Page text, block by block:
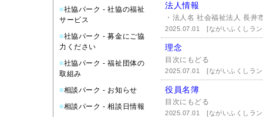
■社協パーク - 社協の福祉
サービス
■社協パーク - 募金にご協
力ください
■社協パーク - 福祉団体の
取組み
■相談パーク - お知らせ
■相談パーク - 相談日情報
法人情報
・法人名 社会福祉法人 長井
2025.07.01[ながいふくしラ
理念
目次にもどる
2025.07.01[ながいふくしラ
役員名簿
目次にもどる
2025.07.01[ながいふくしラ